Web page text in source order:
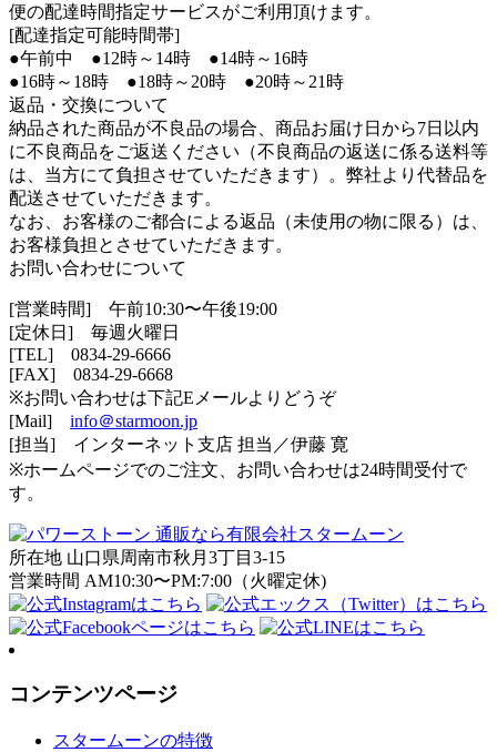
便の配達時間指定サービスがご利用頂けます。
[配達指定可能時間帯]
●午前中 ●12時～14時 ●14時～16時
●16時～18時 ●18時～20時 ●20時～21時
返品・交換について
納品された商品が不良品の場合、商品お届け日から7日以内
に不良商品をご返送ください（不良商品の返送に係る送料等
は、当方にて負担させていただきます）。弊社より代替品を
配送させていただきます。
なお、お客様のご都合による返品（未使用の物に限る）は、
お客様負担とさせていただきます。
お問い合わせについて
[営業時間] 午前10:30〜午後19:00
[定休日] 毎週火曜日
[TEL] 0834-29-6666
[FAX] 0834-29-6668
※お問い合わせは下記Eメールよりどうぞ
[Mail] info＠starmoon.jp
[担当] インターネット支店 担当／伊藤 寛
※ホームページでのご注文、お問い合わせは24時間受付で
す。
所在地 山口県周南市秋月3丁目3-15
営業時間 AM10:30〜PM:7:00（火曜定休)
コンテンツページ
スタームーンの特徴